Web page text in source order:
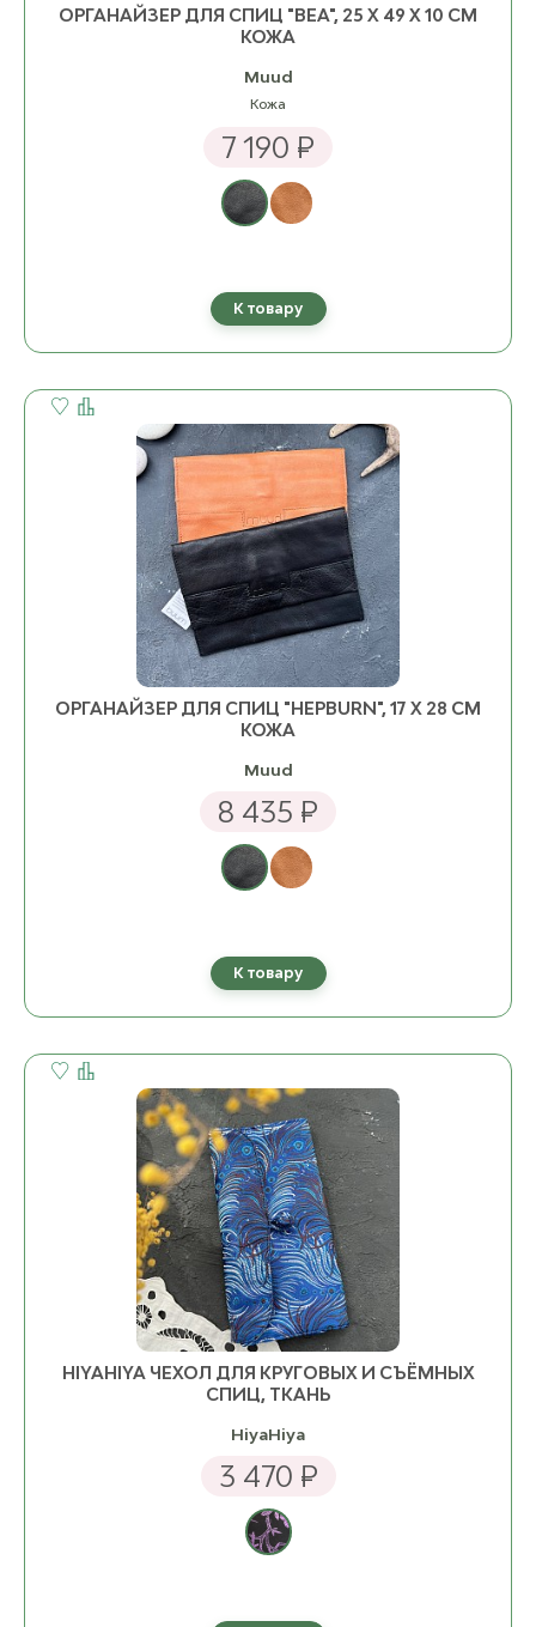
ОРГАНАЙЗЕР ДЛЯ СПИЦ "BEA", 25 Х 49 Х 10 СМ
КОЖА
Muud
Кожа
7 190 ₽
К товару
ОРГАНАЙЗЕР ДЛЯ СПИЦ "HEPBURN", 17 Х 28 СМ
КОЖА
Muud
8 435 ₽
К товару
HIYAHIYA ЧЕХОЛ ДЛЯ КРУГОВЫХ И СЪЁМНЫХ
СПИЦ, ТКАНЬ
HiyaHiya
3 470 ₽